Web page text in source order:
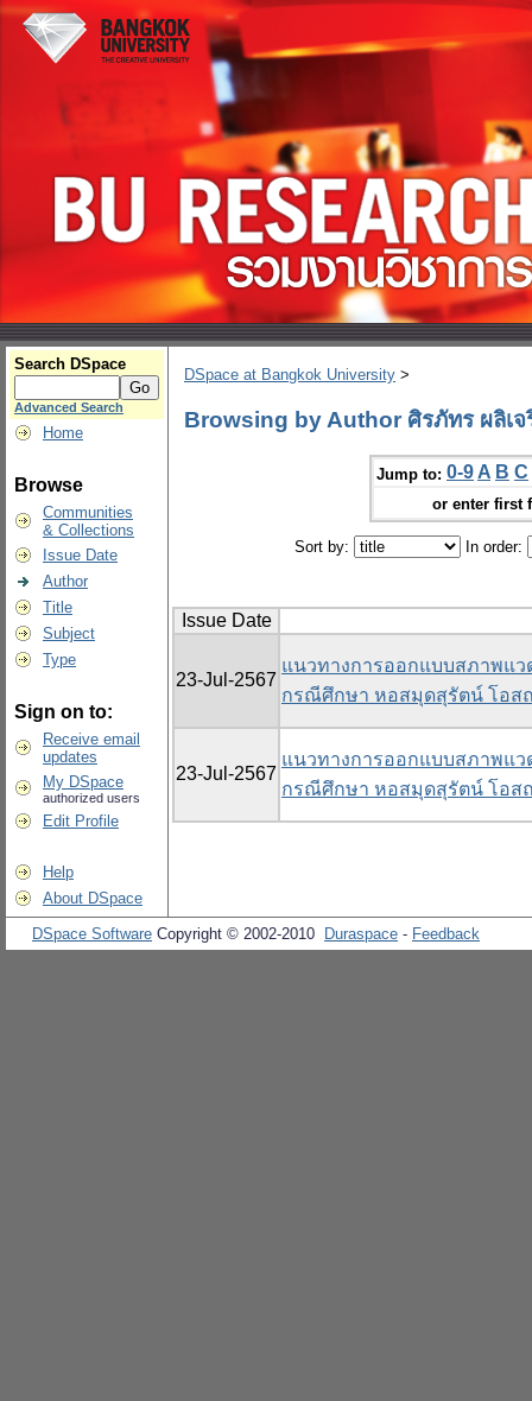
Search DSpace
Advanced Search
Home
Browse
Communities
& Collections
Issue Date
Author
Title
Subject
Type
Sign on to:
Receive email
updates
My DSpace
authorized users
Edit Profile
Help
About DSpace
DSpace at Bangkok University >
Browsing by Author ศิรภัทร ผลิเ
Jump to: 0-9 A B C
or enter first
Sort by: In order:
Issue Date
23-Jul-2567
แนวทางการออกแบบสภาพแว
กรณีศึกษา หอสมุดสุรัตน์ โอส
23-Jul-2567
แนวทางการออกแบบสภาพแว
กรณีศึกษา หอสมุดสุรัตน์ โอส
DSpace Software Copyright © 2002-2010 Duraspace - Feedback